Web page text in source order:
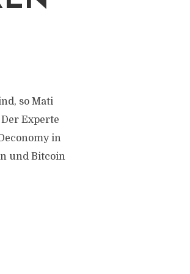
so Mati
Experte
in
und Bitcoin